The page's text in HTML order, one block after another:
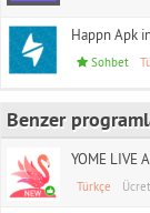
Happn Apk
Sohbet
Benzer
YOME LIVE
Türkçe